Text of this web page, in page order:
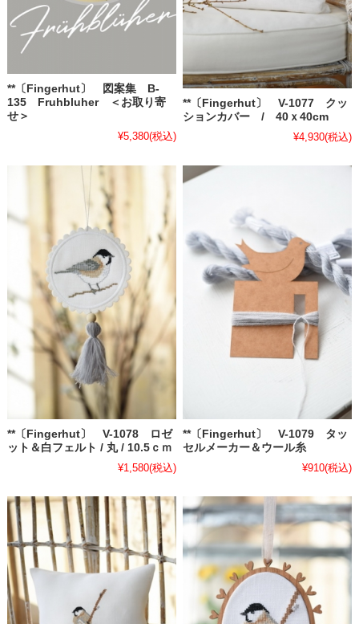
**〔Fingerhut〕 図案集 B-
135 Fruhbluher ＜お取り寄
せ＞
¥5,380(税込)
**〔Fingerhut〕 V-1077 クッ
ションカバー / 40ｘ40cm
¥4,930(税込)
**〔Fingerhut〕 V-1078 ロゼ
ット＆白フェルト / 丸 / 10.5ｃｍ
¥1,580(税込)
**〔Fingerhut〕 V-1079 タッ
セルメーカー＆ウール糸
¥910(税込)